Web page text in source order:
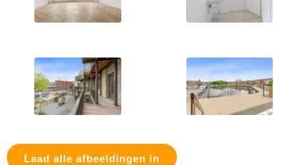
Laad alle afbeeldingen in